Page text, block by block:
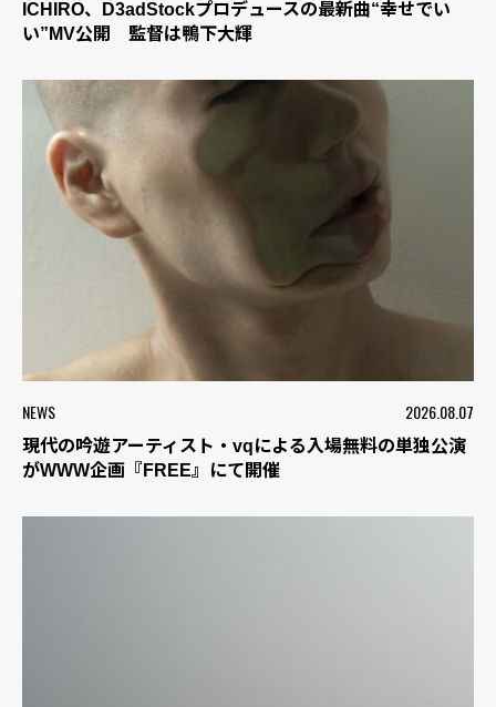
ICHIRO、D3adStockプロデュースの最新曲“幸せでい
い”MV公開 監督は鴨下大輝
NEWS 2026.08.07
現代の吟遊アーティスト・vqによる入場無料の単独公演
がWWW企画『FREE』にて開催